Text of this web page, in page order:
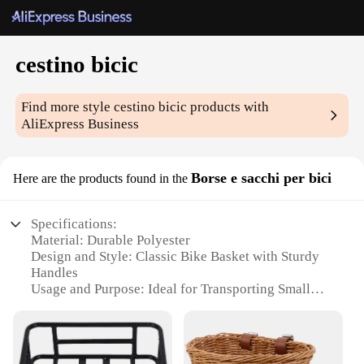
cestino bicic
Find more stylecestino bicic products with
AliExpress Business
Here are the products found in the Borse e sacchi per bici
Specifications:
Material: Durable Polyester
Design and Style: Classic Bike Basket with Sturdy
Handles
Usage and Purpose: Ideal for Transporting Small
Typical Adaptive Scenario: Perfect for Leisurely
Rides and Commuting
Shape or Size or Weight or Quantity: Compact and